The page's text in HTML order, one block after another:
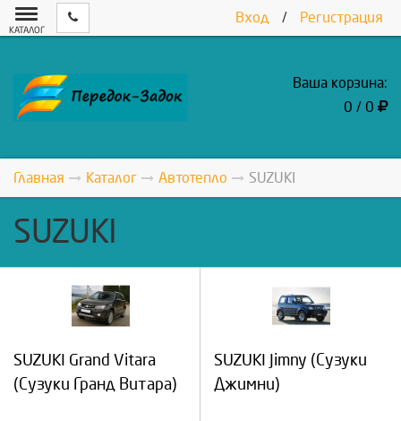
Вход / Регистрация
КАТАЛОГ
Ваша корзина:
0 / 0
Главная Каталог Автотепло SUZUKI
SUZUKI
SUZUKI Grand Vitara
(Сузуки Гранд Витара)
SUZUKI Jimny (Сузуки
Джимни)